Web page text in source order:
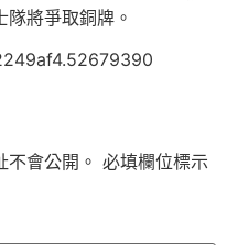
將爭取銅牌。
會公開。 必填欄位標示